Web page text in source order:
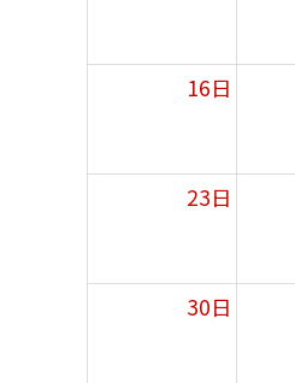
16日
23日
30日